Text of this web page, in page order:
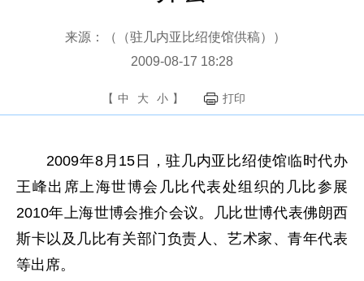
来源：（（驻几内亚比绍使馆供稿））
2009-08-17 18:28
【 中 大 小 】 打印
2009年8月15日，驻几内亚比绍使馆临时代办
王峰出席上海世博会几比代表处组织的几比参展
2010年上海世博会推介会议。几比世博代表佛朗西
斯卡以及几比有关部门负责人、艺术家、青年代表
等出席。